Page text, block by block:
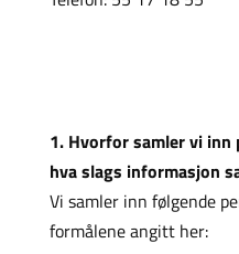
1. Hvorfor samler vi
hva slags informasjon
Vi samler inn følgende
formålene angitt her: